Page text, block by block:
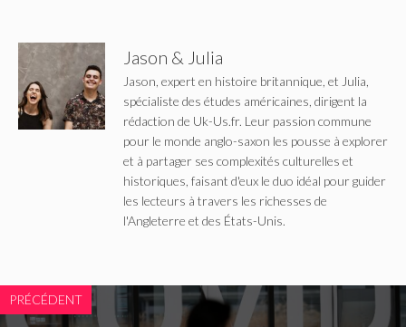
Jason & Julia
Jason, expert en histoire britannique, et Julia,
spécialiste des études américaines, dirigent la
rédaction de Uk-Us.fr. Leur passion commune
pour le monde anglo-saxon les pousse à explorer
et à partager ses complexités culturelles et
historiques, faisant d'eux le duo idéal pour guider
les lecteurs à travers les richesses de
l'Angleterre et des États-Unis.
PRÉCÉDENT